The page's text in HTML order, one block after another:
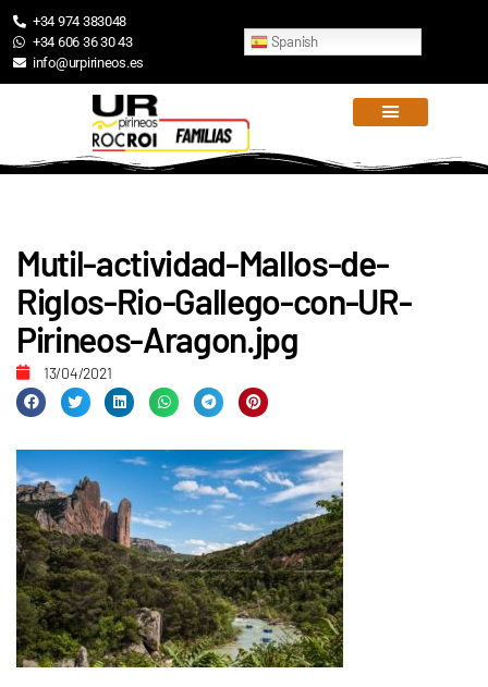
+34 974 383048
+34 606 36 30 43
info@urpirineos.es
Spanish
Mutil-actividad-Mallos-de-
Riglos-Rio-Gallego-con-UR-
Pirineos-Aragon.jpg
13/04/2021